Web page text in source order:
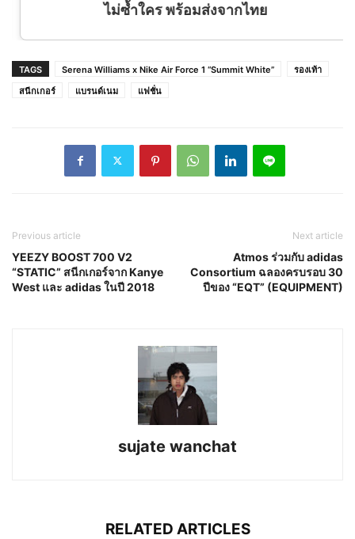
ไม่ซ้ำใคร พร้อมส่งจากไทย
TAGS Serena Williams x Nike Air Force 1 “Summit White”
รองเท้า
สนีกเกอร์
แบรนด์เนม แฟชั่น
Previous article
YEEZY BOOST 700 V2
“STATIC” สนีกเกอร์จาก Kanye
West และ adidas ในปี 2018
Next article
Atmos ร่วมกับ adidas
Consortium ฉลองครบรอบ 30
ปีของ “EQT” (EQUIPMENT)
sujate wanchat
RELATED ARTICLES